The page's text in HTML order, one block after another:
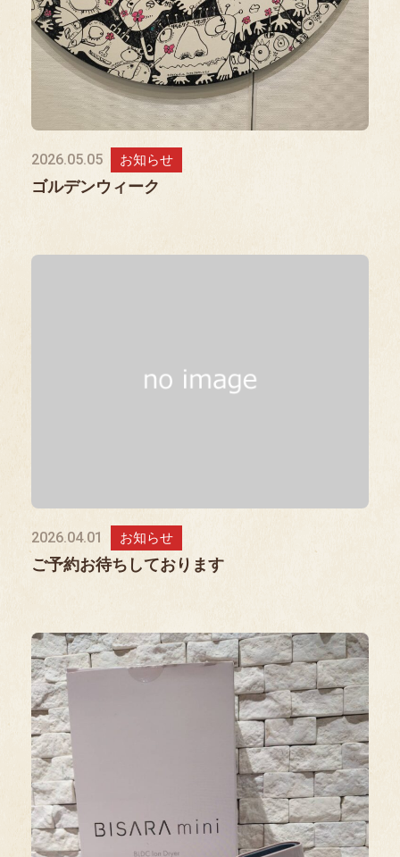
2026.05.05 お知らせ
ゴルデンウィーク
2026.04.01 お知らせ
ご予約お待ちしております